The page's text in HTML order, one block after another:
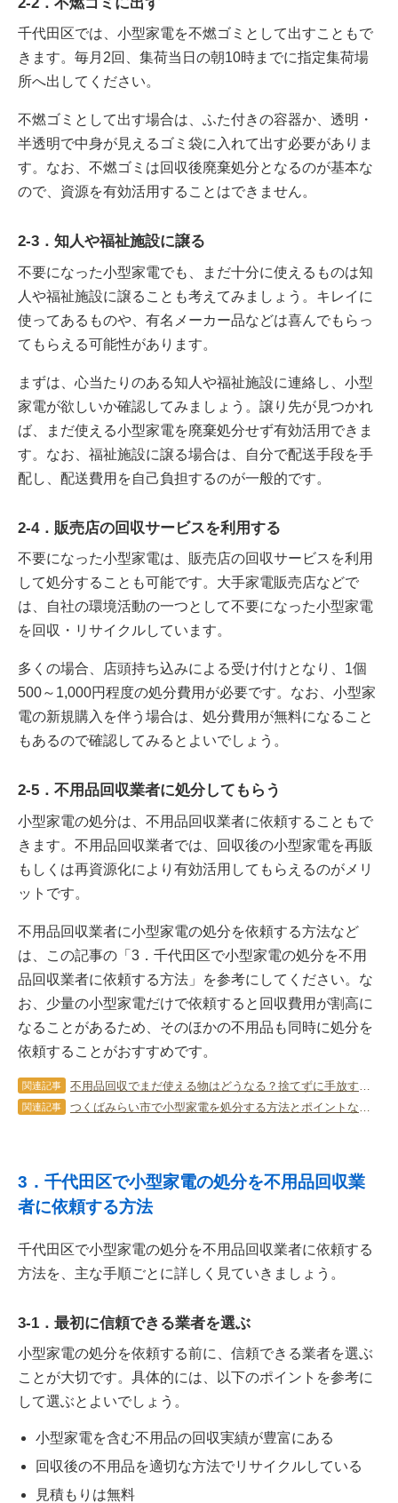
千代田区では、小型家電を不燃ゴミとして出すこともで
きます。毎月2回、集荷当日の朝10時までに指定集荷場
所へ出してください。
不燃ゴミとして出す場合は、ふた付きの容器か、透明・
半透明で中身が見えるゴミ袋に入れて出す必要がありま
す。なお、不燃ゴミは回収後廃棄処分となるのが基本な
ので、資源を有効活用することはできません。
2-3．知人や福祉施設に譲る
不要になった小型家電でも、まだ十分に使えるものは知
人や福祉施設に譲ることも考えてみましょう。キレイに
使ってあるものや、有名メーカー品などは喜んでもらっ
てもらえる可能性があります。
まずは、心当たりのある知人や福祉施設に連絡し、小型
家電が欲しいか確認してみましょう。譲り先が見つかれ
ば、まだ使える小型家電を廃棄処分せず有効活用できま
す。なお、福祉施設に譲る場合は、自分で配送手段を手
配し、配送費用を自己負担するのが一般的です。
2-4．販売店の回収サービスを利用する
不要になった小型家電は、販売店の回収サービスを利用
して処分することも可能です。大手家電販売店などで
は、自社の環境活動の一つとして不要になった小型家電
を回収・リサイクルしています。
多くの場合、店頭持ち込みによる受け付けとなり、1個
500～1,000円程度の処分費用が必要です。なお、小型家
電の新規購入を伴う場合は、処分費用が無料になること
もあるので確認してみるとよいでしょう。
2-5．不用品回収業者に処分してもらう
小型家電の処分は、不用品回収業者に依頼することもで
きます。不用品回収業者では、回収後の小型家電を再販
もしくは再資源化により有効活用してもらえるのがメリ
ットです。
不用品回収業者に小型家電の処分を依頼する方法など
は、この記事の「3．千代田区で小型家電の処分を不用
品回収業者に依頼する方法」を参考にしてください。な
お、少量の小型家電だけで依頼すると回収費用が割高に
なることがあるため、そのほかの不用品も同時に処分を
依頼することがおすすめです。
関連記事
関連記事
3．千代田区で小型家電の処分を不用品回収業
者に依頼する方法
千代田区で小型家電の処分を不用品回収業者に依頼する
方法を、主な手順ごとに詳しく見ていきましょう。
3-1．最初に信頼できる業者を選ぶ
小型家電の処分を依頼する前に、信頼できる業者を選ぶ
ことが大切です。具体的には、以下のポイントを参考に
して選ぶとよいでしょう。
小型家電を含む不用品の回収実績が豊富にある
回収後の不用品を適切な方法でリサイクルしている
見積もりは無料